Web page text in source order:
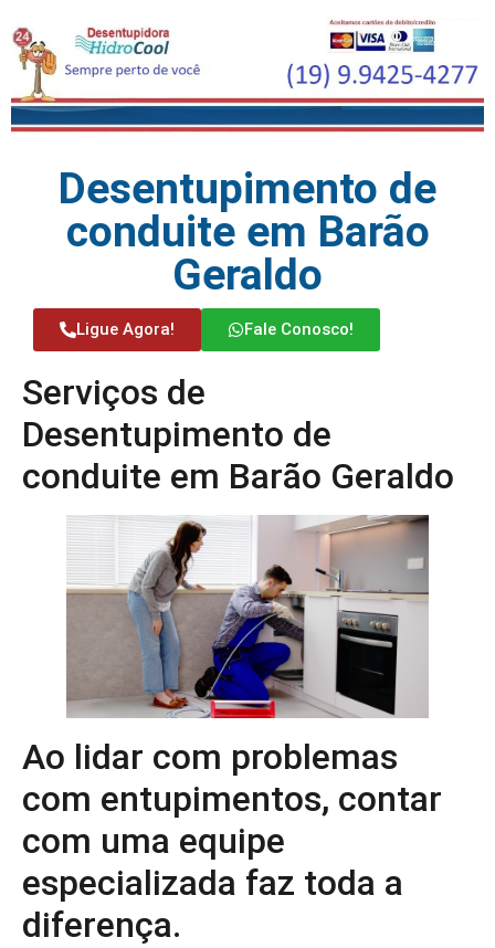
Desentupimento de
conduite em Barão
Geraldo
Ligue Agora! Fale Conosco!
Serviços de
Desentupimento de
conduite em Barão Geraldo
Ao lidar com problemas
com entupimentos, contar
com uma equipe
especializada faz toda a
diferença.